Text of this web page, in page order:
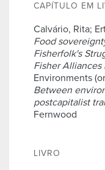
CAPÍTULO EM
Calvário, Rita;
Food
Fisherfolk's
Fisher Alliances
Environments
Between
postcapitalist
Fernwood
LIVRO